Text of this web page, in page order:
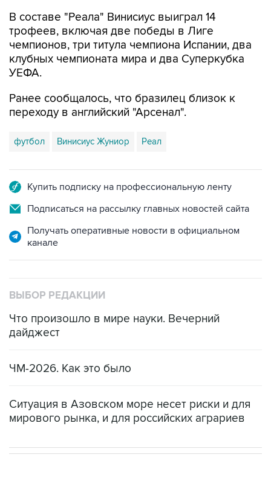
В составе "Реала" Винисиус выиграл 14
трофеев, включая две победы в Лиге
чемпионов, три титула чемпиона Испании, два
клубных чемпионата мира и два Суперкубка
УЕФА.
Ранее сообщалось, что бразилец близок к
переходу в английский "Арсенал".
футбол Винисиус Жуниор Реал
Купить подписку на профессиональную ленту
Подписаться на рассылку главных новостей сайта
Получать оперативные новости в официальном
канале
ВЫБОР РЕДАКЦИИ
Что произошло в мире науки. Вечерний
дайджест
ЧМ-2026. Как это было
Ситуация в Азовском море несет риски и для
мирового рынка, и для российских аграриев